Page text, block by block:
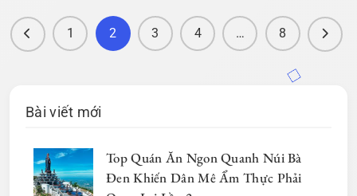
1 2 3 4 … 8
Bài viết mới
Top Quán Ăn Ngon Quanh Núi Bà
Đen Khiến Dân Mê Ẩm Thực Phải